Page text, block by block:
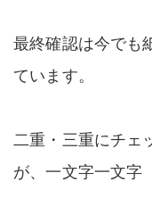
最終確認は今でも
ています。
二重・三重にチェ
が、一文字一文字